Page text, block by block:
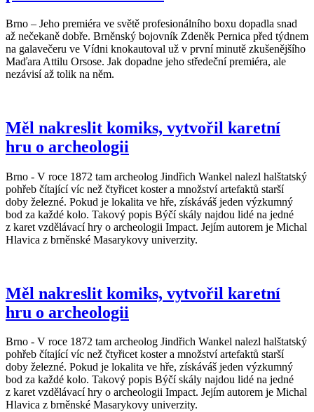
Brno – Jeho premiéra ve světě profesionálního boxu dopadla snad
až nečekaně dobře. Brněnský bojovník Zdeněk Pernica před týdnem
na galavečeru ve Vídni knokautoval už v první minutě zkušenějšího
Maďara Attilu Orsose. Jak dopadne jeho středeční premiéra, ale
nezávisí až tolik na něm.
Měl nakreslit komiks, vytvořil karetní
hru o archeologii
Brno - V roce 1872 tam archeolog Jindřich Wankel nalezl halštatský
pohřeb čítající víc než čtyřicet koster a množství artefaktů starší
doby železné. Pokud je lokalita ve hře, získáváš jeden výzkumný
bod za každé kolo. Takový popis Býčí skály najdou lidé na jedné
z karet vzdělávací hry o archeologii Impact. Jejím autorem je Michal
Hlavica z brněnské Masarykovy univerzity.
Měl nakreslit komiks, vytvořil karetní
hru o archeologii
Brno - V roce 1872 tam archeolog Jindřich Wankel nalezl halštatský
pohřeb čítající víc než čtyřicet koster a množství artefaktů starší
doby železné. Pokud je lokalita ve hře, získáváš jeden výzkumný
bod za každé kolo. Takový popis Býčí skály najdou lidé na jedné
z karet vzdělávací hry o archeologii Impact. Jejím autorem je Michal
Hlavica z brněnské Masarykovy univerzity.